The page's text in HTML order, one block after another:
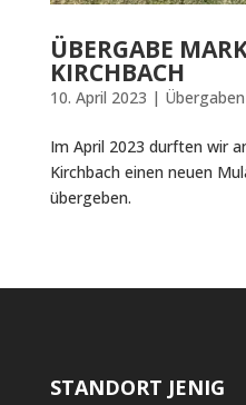
ÜBERGABE
KIRCHBACH
10. April 2023 | Übergaben
Im April 2023 durften wir
Kirchbach einen neuen
übergeben.
STANDORT JENIG